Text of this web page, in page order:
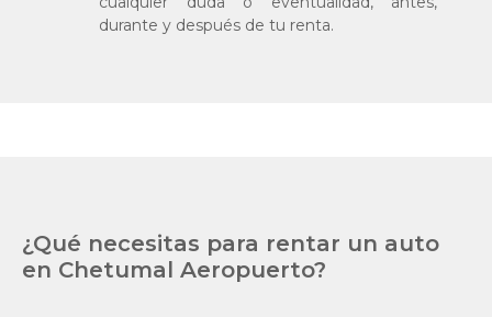
durante y después de tu renta.
¿Qué necesitas para rentar un auto
en Chetumal Aeropuerto?